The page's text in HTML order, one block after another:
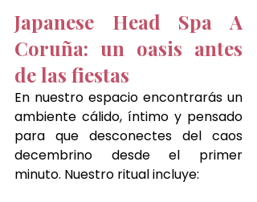
Japanese Head Spa A
Coruña: un oasis antes
de las fiestas
En nuestro espacio encontrarás un
ambiente cálido, íntimo y pensado
para que desconectes del caos
decembrino desde el primer
minuto. Nuestro ritual incluye: